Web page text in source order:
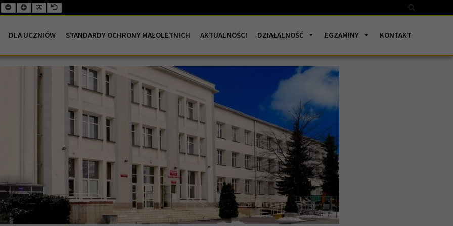
Mniejsza
czcionka
Większa
czcionka
Wyjustowana
czcionkaczcionka
DLA UCZNIÓW STANDARDY OCHRONY MAŁOLETNICH AKTUALNOŚCI DZIAŁALNOŚĆ EGZAMINY KONTAKT